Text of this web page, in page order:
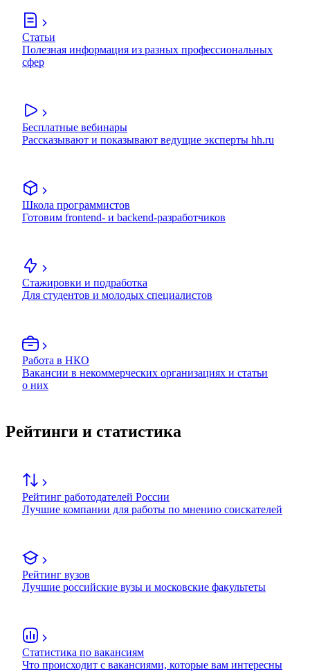
Статьи
Полезная информация из разных профессиональных
сфер
Бесплатные вебинары
Рассказывают и показывают ведущие эксперты hh.ru
Школа программистов
Готовим frontend- и backend-разработчиков
Стажировки и подработка
Для студентов и молодых специалистов
Работа в НКО
Вакансии в некоммерческих организациях и статьи
о них
Рейтинги и статистика
Рейтинг работодателей России
Лучшие компании для работы по мнению соискателей
Рейтинг вузов
Лучшие российские вузы и московские факультеты
Статистика по вакансиям
Что происходит с вакансиями, которые вам интересны